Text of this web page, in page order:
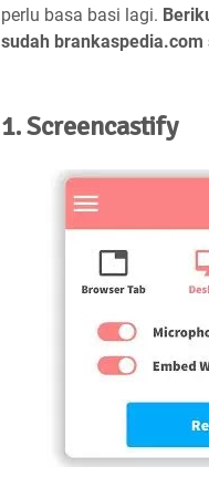
perlu basa basi lagi.
sudah
1. Screencastify